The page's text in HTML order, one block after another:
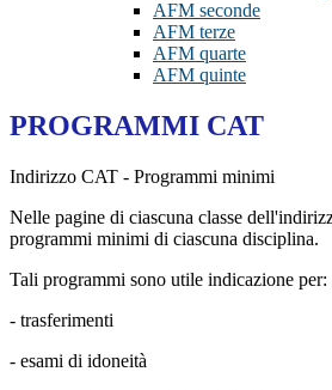
AFM seconde
AFM terze
AFM quarte
AFM quinte
PROGRAMMI CAT
Indirizzo CAT - Programmi minimi
Nelle pagine di ciascuna classe
programmi minimi di ciascuna disciplina.
Tali programmi sono utile indicazione per:
- trasferimenti
- esami di idoneità